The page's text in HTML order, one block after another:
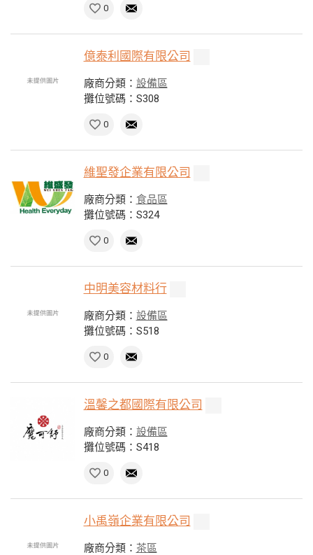
0
億泰利國際有限公司
廠商分類： 設備區
攤位號碼：S308
0
維聖發企業有限公司
廠商分類： 食品區
攤位號碼：S324
0
中明美容材料行
廠商分類： 設備區
攤位號碼：S518
0
溫馨之都國際有限公司
廠商分類： 設備區
攤位號碼：S418
0
小禹嶺企業有限公司
廠商分類： 茶區